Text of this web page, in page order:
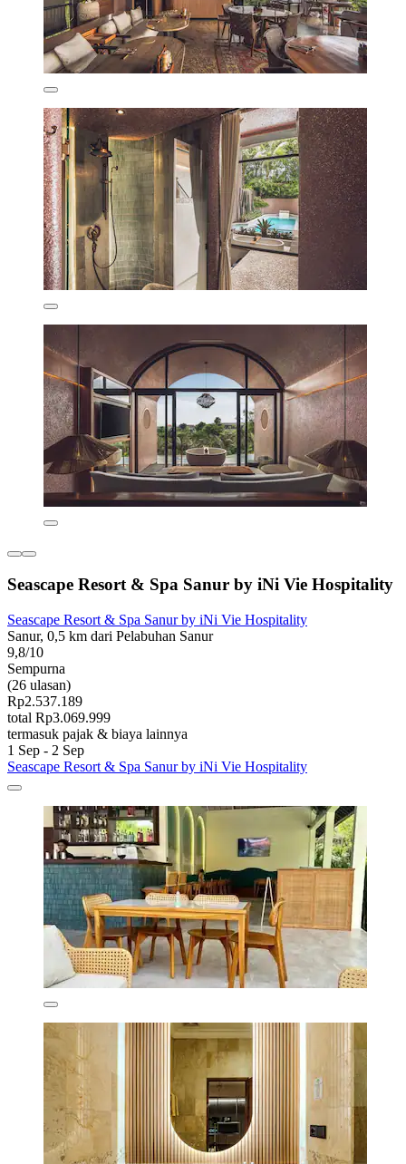
Seascape Resort & Spa Sanur by iNi Vie Hospitality
Seascape Resort & Spa Sanur by iNi Vie Hospitality
Sanur, 0,5 km dari Pelabuhan Sanur
9,8/10
Sempurna
(26 ulasan)
Rp2.537.189
total Rp3.069.999
termasuk pajak & biaya lainnya
1 Sep - 2 Sep
Seascape Resort & Spa Sanur by iNi Vie Hospitality